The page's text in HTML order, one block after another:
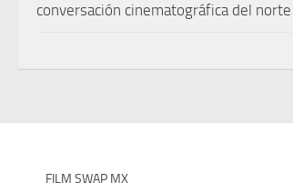
conversación cinematográfica del norte
FILM SWAP MX